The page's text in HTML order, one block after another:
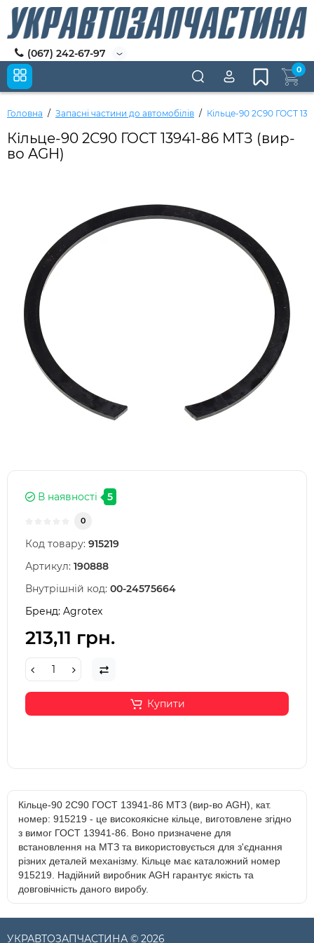
(067) 242-67-97
0
Головна Запасні частини до автомобілів Кільце-90 2С90 ГОСТ
Кільце-90 2С90 ГОСТ 13941-86 МТЗ (вир-
во AGH)
В наявності 5
0
Код товару: 915219
Артикул: 190888
Внутрішній код: 00-24575664
Бренд: Agrotex
213,11 грн.
Купити
Кільце-90 2С90 ГОСТ 13941-86 МТЗ (вир-во AGH), кат.
номер: 915219 - це високоякісне кільце, виготовлене згідно
з вимог ГОСТ 13941-86. Воно призначене для
встановлення на МТЗ та використовується для з'єднання
різних деталей механізму. Кільце має каталожний номер
915219. Надійний виробник AGH гарантує якість та
довговічність даного виробу.
УКРАВТОЗАПЧАСТИНА © 2026